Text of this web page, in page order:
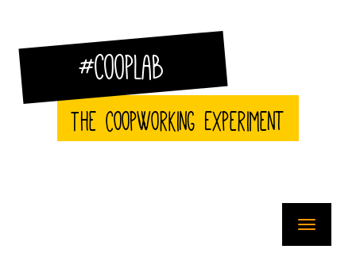
principal
#CoopLab
The CoopWorking Experiment
Toggle